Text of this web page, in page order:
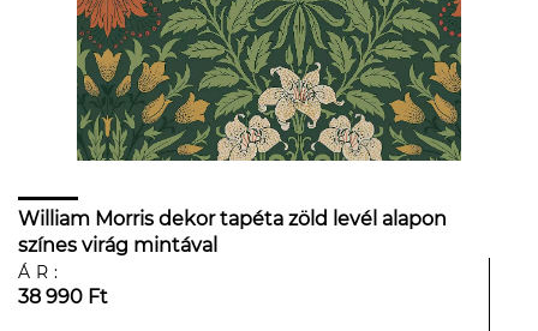
William Morris dekor tapéta zöld levél alapon
színes virág mintával
ÁR:
38 990 Ft